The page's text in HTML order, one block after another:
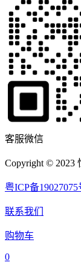
客服微信
Copyright © 2023
粤ICP备19027075
联系我们
购物车
0